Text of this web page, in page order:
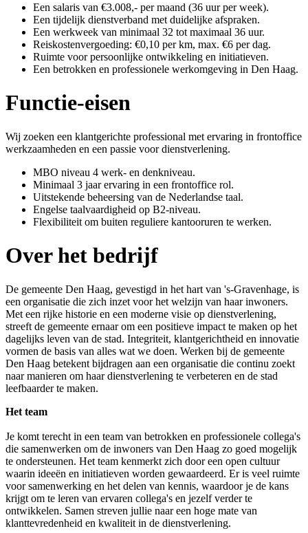
Een salaris van €3.008,- per maand (36 uur per week).
Een tijdelijk dienstverband met duidelijke afspraken.
Een werkweek van minimaal 32 tot maximaal 36 uur.
Reiskostenvergoeding: €0,10 per km, max. €6 per dag.
Ruimte voor persoonlijke ontwikkeling en initiatieven.
Een betrokken en professionele werkomgeving in Den Haag.
Functie-eisen
Wij zoeken een klantgerichte professional met ervaring in frontoffice
werkzaamheden en een passie voor dienstverlening.
MBO niveau 4 werk- en denkniveau.
Minimaal 3 jaar ervaring in een frontoffice rol.
Uitstekende beheersing van de Nederlandse taal.
Engelse taalvaardigheid op B2-niveau.
Flexibiliteit om buiten reguliere kantooruren te werken.
Over het bedrijf
De gemeente Den Haag, gevestigd in het hart van 's-Gravenhage, is
een organisatie die zich inzet voor het welzijn van haar inwoners.
Met een rijke historie en een moderne visie op dienstverlening,
streeft de gemeente ernaar om een positieve impact te maken op het
dagelijks leven van de stad. Integriteit, klantgerichtheid en innovatie
vormen de basis van alles wat we doen. Werken bij de gemeente
Den Haag betekent bijdragen aan een organisatie die continu zoekt
naar manieren om haar dienstverlening te verbeteren en de stad
leefbaarder te maken.
Het team
Je komt terecht in een team van betrokken en professionele collega's
die samenwerken om de inwoners van Den Haag zo goed mogelijk
te ondersteunen. Het team kenmerkt zich door een open cultuur
waarin ideeën en initiatieven worden gewaardeerd. Er is veel ruimte
voor samenwerking en het delen van kennis, waardoor je de kans
krijgt om te leren van ervaren collega's en jezelf verder te
ontwikkelen. Samen streven jullie naar een hoge mate van
klanttevredenheid en kwaliteit in de dienstverlening.